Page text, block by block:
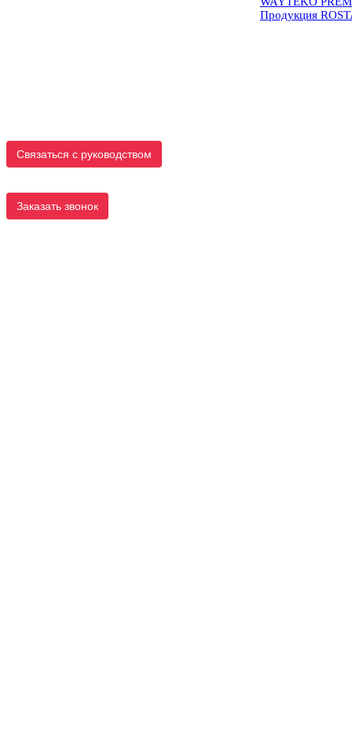
Связаться с руководством
Заказать звонок
Продукция